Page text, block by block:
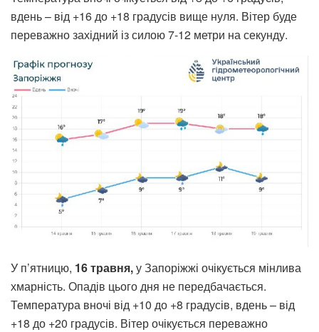
вдень – від +16 до +18 градусів вище нуля. Вітер буде
переважно західний із силою 7-12 метри на секунду.
У п’ятницю, 16 травня,у Запоріжжі очікується мінлива
хмарність. Опадів цього дня не передбачається.
Температура вночі від +10 до +8 градусів, вдень – від
+18 до +20 градусів. Вітер очікується переважно